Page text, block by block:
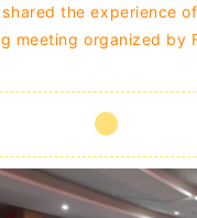
the experience
meeting organized by